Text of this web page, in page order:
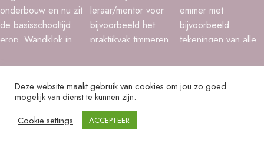
Deze website maakt gebruik van cookies om jou zo goed
mogelijk van dienst te kunnen zijn.
Cookie settings
ACCEPTEER